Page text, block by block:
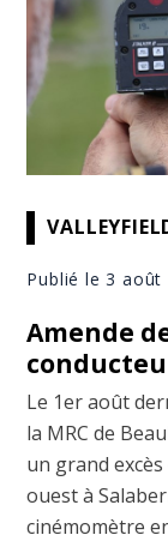
Publié le 3 août
Amende
Le 1er août
la MRC de
un grand
ouest à
cinémomètre